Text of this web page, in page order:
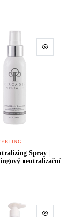
Spray |
neutralizační